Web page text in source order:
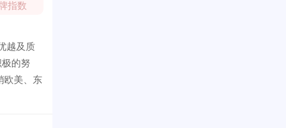
指数
越及质
的努
欧美、东